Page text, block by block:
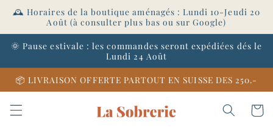
passer
contenu
🕰️ Horaires de la boutique aménagés : Lundi 10-Jeudi 20
Août (à consulter plus bas ou sur Google)
🌞 Pause estivale : les commandes seront expédiées dés le
Lundi 24 Août
📦 LIVRAISON OFFERTE PARTOUT EN SUISSE DES 250.-
Panier